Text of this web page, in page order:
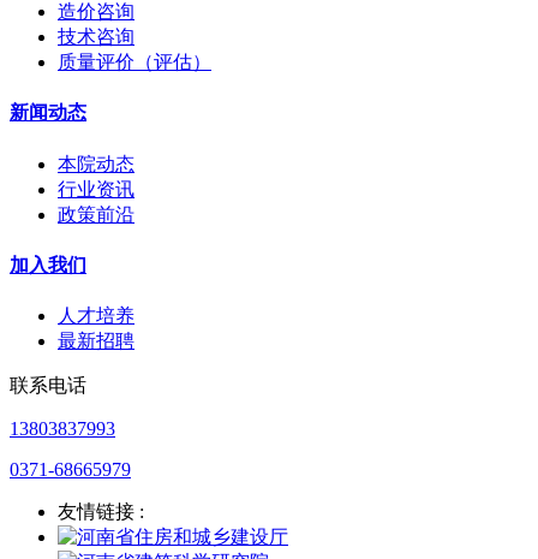
造价咨询
技术咨询
质量评价（评估）
新闻动态
本院动态
行业资讯
政策前沿
加入我们
人才培养
最新招聘
联系电话
13803837993
0371-68665979
友情链接 :